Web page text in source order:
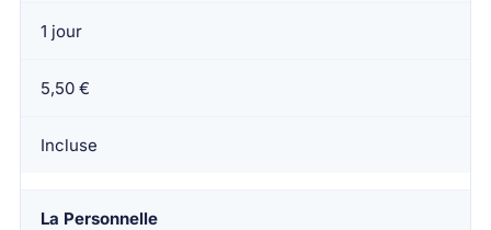
1 jour
5,50 €
Incluse
La Personnelle